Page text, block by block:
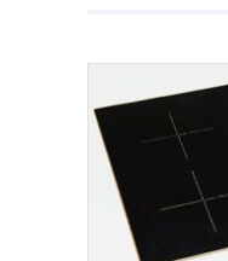
đơn vị phân
tiếp cận, thu
nhiều người tiêu